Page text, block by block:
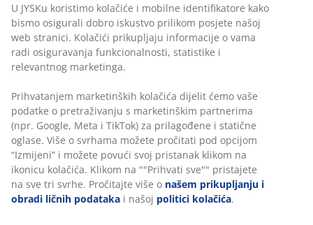
Jedan od saveta za očuvanje mekoće peškira je
korišćenje loptica za sušenje u sušilici veša . To peškire
čini pahuljastim i smanjuje vreme sušenja, tako da
takođe možete uštediti novac na električnoj energiji. To
win-winsituacija!
Dajte peškirima dovoljno prostora da
se osuše
Ako u kupatilu nemate prostora, lako ćete doći u
iskušenje da okačite nekoliko peškira jedan na drugi. Ali
ovo je užasna ideja! Ako se peškirima ne da dovoljno
prostora da se osuše, vlaga na njima mogla bi da
U JYSKu koristimo kolačiće i mobilne identifikatore kako
bismo osigurali dobro iskustvo prilikom posjete našoj
web stranici. Kolačići prikupljaju informacije o vama
radi osiguravanja funkcionalnosti, statistike i
relevantnog marketinga.
Prihvatanjem marketinških kolačića dijelit ćemo vaše
podatke o pretraživanju s marketinškim partnerima
(npr. Google, Meta i TikTok) za prilagođene i statične
oglase. Više o svrhama možete pročitati pod opcijom
“Izmijeni” i možete povući svoj pristanak klikom na
ikonicu kolačića. Klikom na ""Prihvati sve"" pristajete
na sve tri svrhe. Pročitajte više o našem prikupljanju i
obradi ličnih podataka i našoj politici kolačića.